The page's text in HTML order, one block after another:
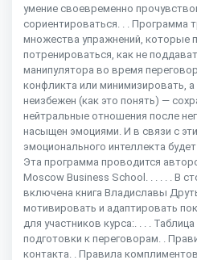
умение своевременно
сориентироваться. . . Программа
множества упражнений, которые
потренироваться, как не
манипулятора во время
конфликта или минимизировать,
неизбежен (как это понять) —
нейтральные отношения после
насыщен эмоциями. И в связи с
эмоционального интеллекта
Эта программа проводится
Moscow Business School. . . . . . В
включена книга Владиславы
мотивировать и адаптировать
для участников курса:. . . .
подготовки к переговорам. .
контакта. . Правила